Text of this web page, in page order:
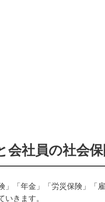
社員の社会
」「年金」「労災保険」「
きます。